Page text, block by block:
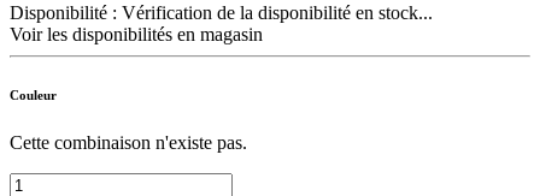
Disponibilité : Vérification de la disponibilité en stock...
Voir les disponibilités en magasin
Couleur
Cette combinaison n'existe pas.